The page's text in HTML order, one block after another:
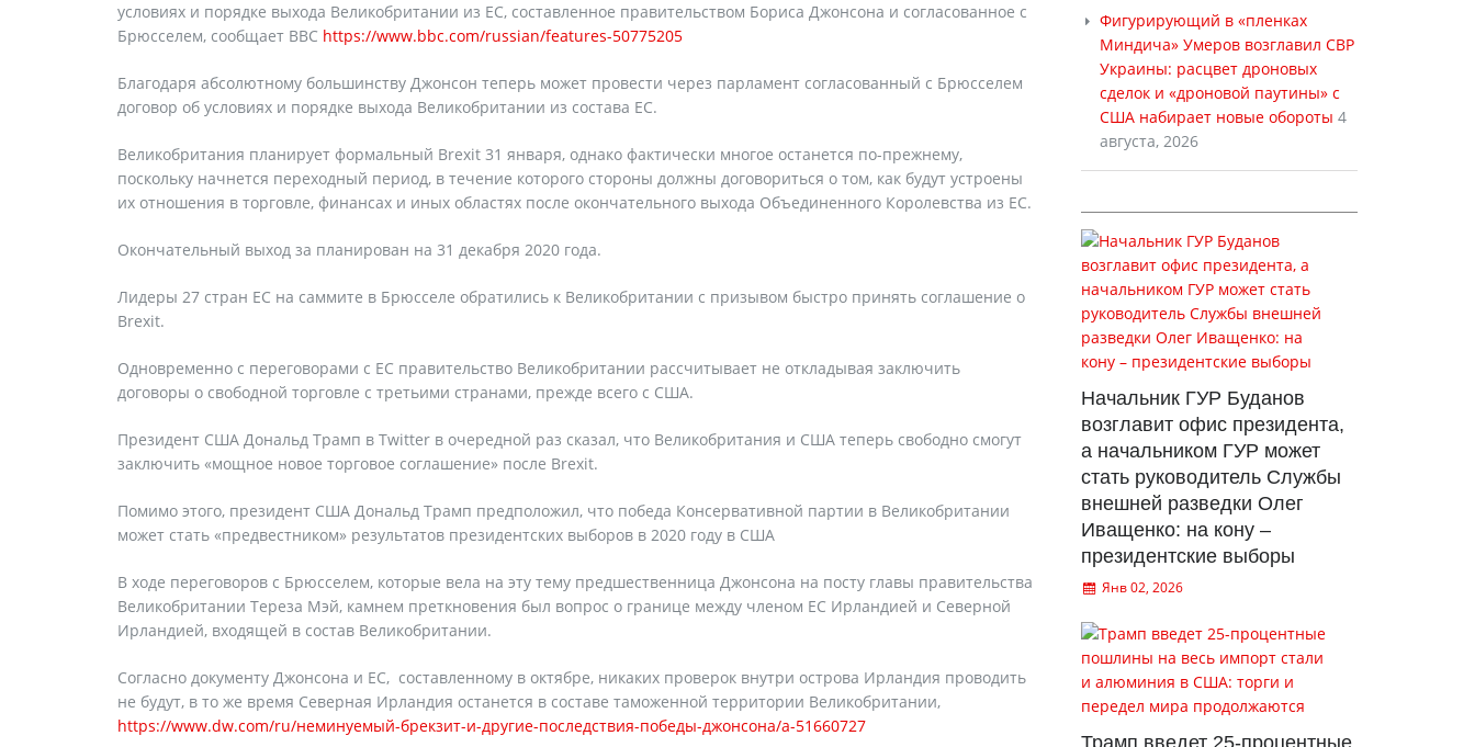
условиях и порядке выхода Великобритании из ЕС, составленное правительством Бориса Джонсона и согласованное с
Брюсселем, сообщает ВВС https://www.bbc.com/russian/features-50775205
Благодаря абсолютному большинству Джонсон теперь может провести через парламент согласованный с Брюсселем
договор об условиях и порядке выхода Великобритании из состава ЕС.
Великобритания планирует формальный Brexit 31 января, однако фактически многое останется по-прежнему,
поскольку начнется переходный период, в течение которого стороны должны договориться о том, как будут устроены
их отношения в торговле, финансах и иных областях после окончательного выхода Объединенного Королевства из ЕС.
Окончательный выход за планирован на 31 декабря 2020 года.
Лидеры 27 стран ЕС на саммите в Брюсселе обратились к Великобритании с призывом быстро принять соглашение о
Brexit.
Одновременно с переговорами с ЕС правительство Великобритании рассчитывает не откладывая заключить
договоры о свободной торговле с третьими странами, прежде всего с США.
Президент США Дональд Трамп в Twitter в очередной раз сказал, что Великобритания и США теперь свободно смогут
заключить «мощное новое торговое соглашение» после Brexit.
Помимо этого, президент США Дональд Трамп предположил, что победа Консервативной партии в Великобритании
может стать «предвестником» результатов президентских выборов в 2020 году в США
В ходе переговоров с Брюсселем, которые вела на эту тему предшественница Джонсона на посту главы правительства
Великобритании Тереза Мэй, камнем преткновения был вопрос о границе между членом ЕС Ирландией и Северной
Ирландией, входящей в состав Великобритании.
Согласно документу Джонсона и ЕС, составленному в октябре, никаких проверок внутри острова Ирландия проводить
не будут, в то же время Северная Ирландия останется в составе таможенной территории Великобритании,
https://www.dw.com/ru/неминуемый-брекзит-и-другие-последствия-победы-джонсона/a-51660727
Фигурирующий в «пленках
Миндича» Умеров возглавил СВР
Украины: расцвет дроновых
сделок и «дроновой паутины» с
США набирает новые обороты 4
августа, 2026
Начальник ГУР Буданов
возглавит офис президента,
а начальником ГУР может
стать руководитель Службы
внешней разведки Олег
Иващенко: на кону –
президентские выборы
Янв 02, 2026
Трамп введет 25-процентные